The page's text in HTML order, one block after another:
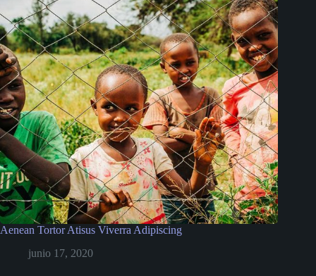
Aenean Tortor Atisus Viverra Adipiscing
junio 17, 2020